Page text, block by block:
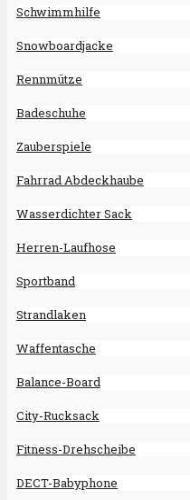
Schwimmhilfe
Snowboardjacke
Rennmütze
Badeschuhe
Zauberspiele
Fahrrad Abdeckhaube
Wasserdichter Sack
Herren-Laufhose
Sportband
Strandlaken
Waffentasche
Balance-Board
City-Rucksack
Fitness-Drehscheibe
DECT-Babyphone